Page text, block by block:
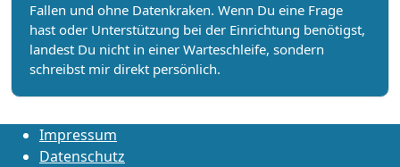
Fallen und ohne Datenkraken. Wenn Du eine Frage
hast oder Unterstützung bei der Einrichtung benötigst,
landest Du nicht in einer Warteschleife, sondern
schreibst mir direkt persönlich.
Impressum
Datenschutz